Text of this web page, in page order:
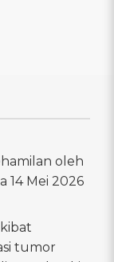
oleh
14 Mei 2026
tumor